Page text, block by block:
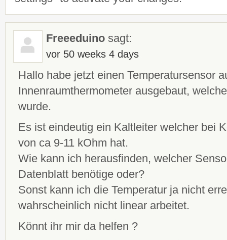
Freeeduino sagt:
vor 50 weeks 4 days
Hallo habe jetzt einen Temperatursensor
Innenraumthermometer ausgebaut,
wurde.
Es ist eindeutig ein Kaltleiter welcher bei
von ca 9-11 kOhm hat.
Wie kann ich herausfinden, welcher
Datenblatt benötige oder?
Sonst kann ich die Temperatur ja nicht
wahrscheinlich nicht linear arbeitet.
Könnt ihr mir da helfen ?